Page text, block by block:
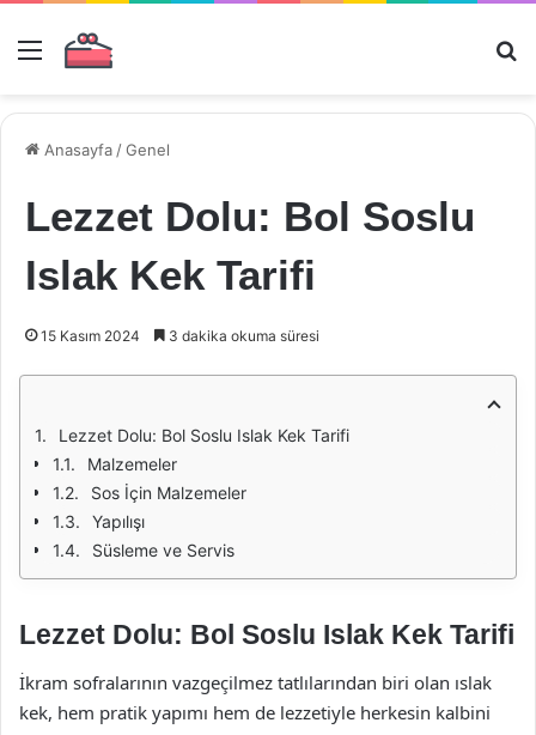
Menü
Anasayfa /Genel
Lezzet Dolu: Bol Soslu
Islak Kek Tarifi
15 Kasım 2024 3 dakika okuma süresi
Lezzet Dolu: Bol Soslu Islak Kek Tarifi
Malzemeler
Sos İçin Malzemeler
Yapılışı
Süsleme ve Servis
Lezzet Dolu: Bol Soslu Islak Kek Tarifi
İkram sofralarının vazgeçilmez tatlılarından biri olan ıslak
kek, hem pratik yapımı hem de lezzetiyle herkesin kalbini